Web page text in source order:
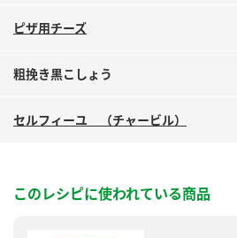
ピザ用チーズ
粗挽き黒こしょう
セルフィーユ （チャービル）
このレシピに使われている商品